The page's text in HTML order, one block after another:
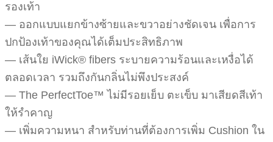
รองเท้า
— ออกแบบแยกข้างซ้ายและขวาอย่างชัดเจน เพื่อการ
ปกป้องเท้าของคุณได้เต็มประสิทธิภาพ
— เส้นใย iWick® fibers ระบายความร้อนและเหงื่อได้
ตลอดเวลา รวมถึงกันกลิ่นไม่พึงประสงค์
— The PerfectToe™ ไม่มีรอยเย็บ ตะเข็บ มาเสียดสีเท้า
ให้รำคาญ
— เพิ่มความหนา สำหรับท่านที่ต้องการเพิ่ม Cushion ใน